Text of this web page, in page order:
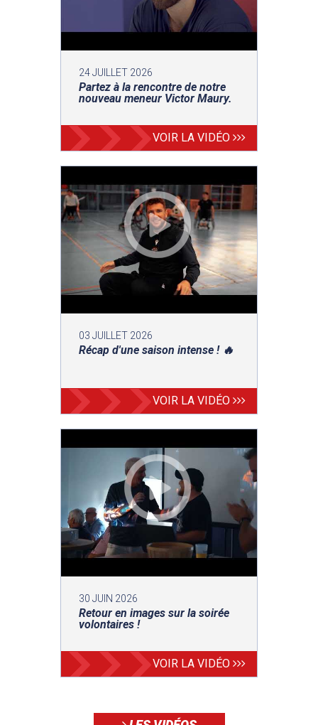
24 JUILLET 2026
Partez à la rencontre de notre
nouveau meneur Victor Maury.
VOIR LA VIDÉO
03 JUILLET 2026
Récap d'une saison intense ! 🔥
VOIR LA VIDÉO
30 JUIN 2026
Retour en images sur la soirée
volontaires !
VOIR LA VIDÉO